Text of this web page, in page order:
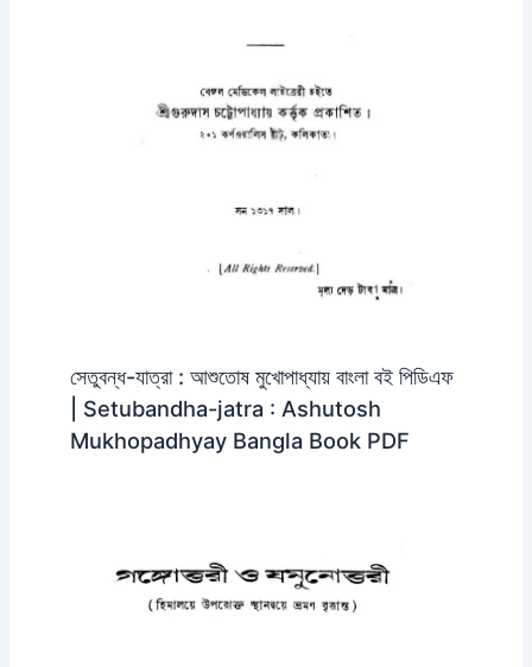
সেতুবন্ধ-যাত্রা : আশুতোষ মুখোপাধ্যায় বাংলা বই পিডিএফ
| Setubandha-jatra : Ashutosh
Mukhopadhyay Bangla Book PDF